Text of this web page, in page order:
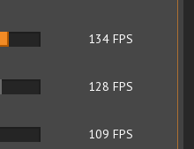
134 FPS
128 FPS
109 FPS